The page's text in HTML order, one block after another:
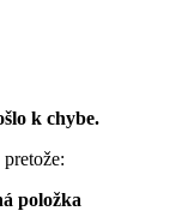
k chybe.
položka